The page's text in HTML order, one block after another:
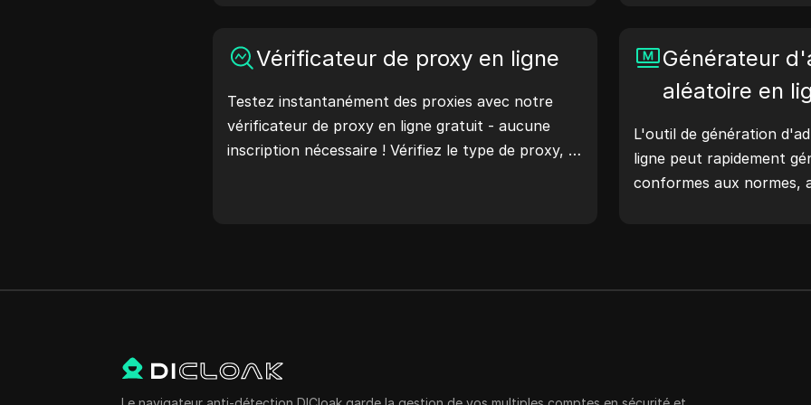
rapidement des
géolocalisation, les
et plus encore.
améliorez votre
générez des adresses IP
Vérificateur de proxy en ligne
Testez instantanément des proxies avec notre
vérificateur de proxy en ligne gratuit - aucune
inscription nécessaire ! Vérifiez le type de proxy, le
Générateur
aléatoire en
L'outil de génération
ligne peut rapidement
conformes aux normes,